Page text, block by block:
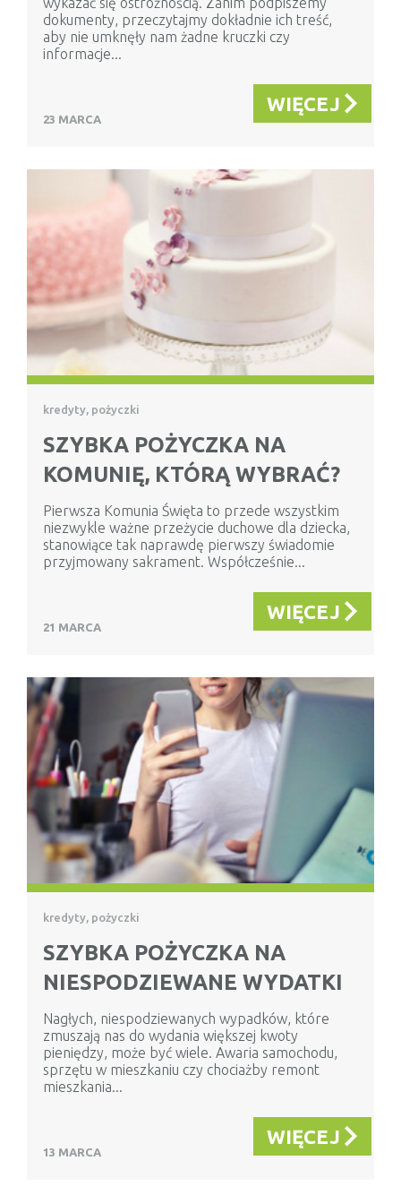
dokumenty, przeczytajmy dokładnie ich treść,
aby nie umknęły nam żadne kruczki czy
informacje...
23 MARCA
WIĘCEJ
kredyty, pożyczki
SZYBKA POŻYCZKA NA
KOMUNIĘ, KTÓRĄ WYBRAĆ?
Pierwsza Komunia Święta to przede wszystkim
niezwykle ważne przeżycie duchowe dla dziecka,
stanowiące tak naprawdę pierwszy świadomie
przyjmowany sakrament. Współcześnie...
21 MARCA
WIĘCEJ
kredyty, pożyczki
SZYBKA POŻYCZKA NA
NIESPODZIEWANE WYDATKI
Nagłych, niespodziewanych wypadków, które
zmuszają nas do wydania większej kwoty
pieniędzy, może być wiele. Awaria samochodu,
sprzętu w mieszkaniu czy chociażby remont
mieszkania...
13 MARCA
WIĘCEJ